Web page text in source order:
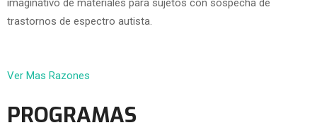
imaginativo de materiales para sujetos con sospecha de
trastornos de espectro autista.
Ver Mas Razones
PROGRAMAS